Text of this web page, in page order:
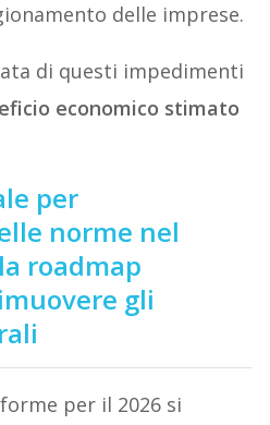
delle imprese.
di questi impedimenti
economico stimato
per
norme nel
roadmap
gli
per il 2026 si